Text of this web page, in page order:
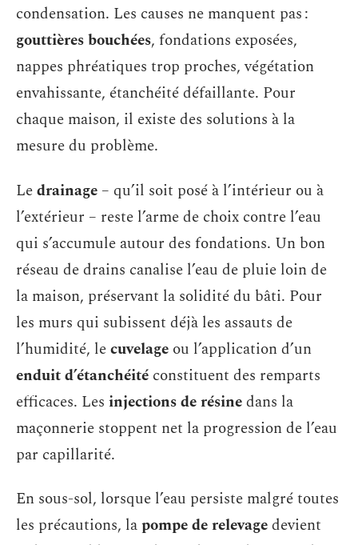
condensation. Les causes ne manquent pas :
gouttières bouchées, fondations exposées,
nappes phréatiques trop proches, végétation
envahissante, étanchéité défaillante. Pour
chaque maison, il existe des solutions à la
mesure du problème.
Ledrainage – qu’il soit posé à l’intérieur ou à
l’extérieur – reste l’arme de choix contre l’eau
qui s’accumule autour des fondations. Un bon
réseau de drains canalise l’eau de pluie loin de
la maison, préservant la solidité du bâti. Pour
les murs qui subissent déjà les assauts de
l’humidité, lecuvelage ou l’application d’un
enduit d’étanchéité constituent des remparts
efficaces. Les injections de résinedans la
maçonnerie stoppent net la progression de l’eau
par capillarité.
En sous-sol, lorsque l’eau persiste malgré toutes
les précautions, lapompe de relevagedevient